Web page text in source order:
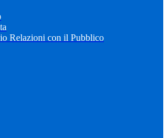
Relazioni con il Pubblico